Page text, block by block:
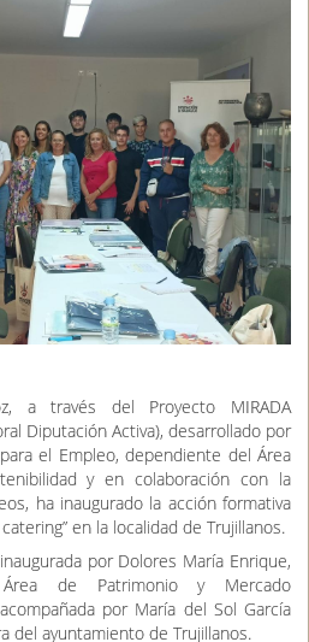
a través del Proyecto MIRADA
Diputación Activa), desarrollado por
el Empleo, dependiente del Área
y en colaboración con la
ha inaugurado la acción formativa
en la localidad de Trujillanos.
por Dolores María Enrique,
de Patrimonio y Mercado
por María del Sol García
del ayuntamiento de Trujillanos.